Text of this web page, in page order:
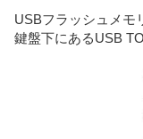
USBフラッシュメモ
鍵盤下にあるUSB